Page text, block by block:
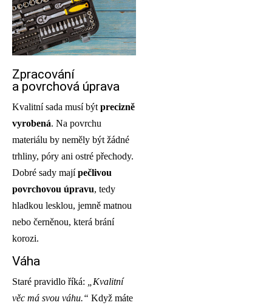
Zpracování
a povrchová úprava
Kvalitní sada musí být precizně
vyrobená. Na povrchu
materiálu by neměly být žádné
trhliny, póry ani ostré přechody.
Dobré sady majípečlivou
povrchovou úpravu, tedy
hladkou lesklou, jemně matnou
nebo černěnou, která brání
korozi.
Váha
Staré pravidlo říká:
„Kvalitní
věc má svou váhu.“ Když máte